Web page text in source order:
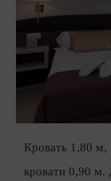
Кровать 1,80 м,
кровати 0,90